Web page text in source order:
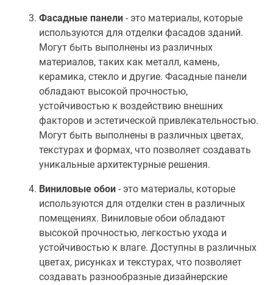
Фасадные панели - это материалы, которые
используются для отделки фасадов зданий.
Могут быть выполнены из различных
материалов, таких как металл, камень,
керамика, стекло и другие. Фасадные панели
обладают высокой прочностью,
устойчивостью к воздействию внешних
факторов и эстетической привлекательностью.
Могут быть выполнены в различных цветах,
текстурах и формах, что позволяет создавать
уникальные архитектурные решения.
Виниловые обои - это материалы, которые
используются для отделки стен в различных
помещениях. Виниловые обои обладают
высокой прочностью, легкостью ухода и
устойчивостью к влаге. Доступны в различных
цветах, рисунках и текстурах, что позволяет
создавать разнообразные дизайнерские